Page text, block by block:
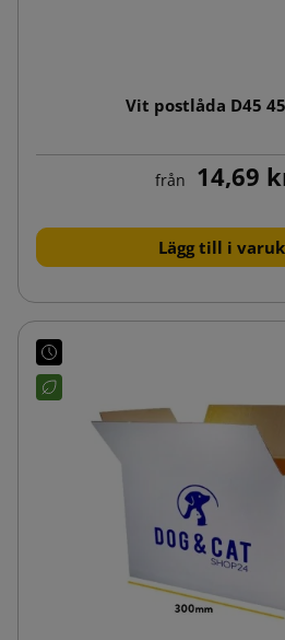
Vit postlåda D45
från 14,69
Lägg till i